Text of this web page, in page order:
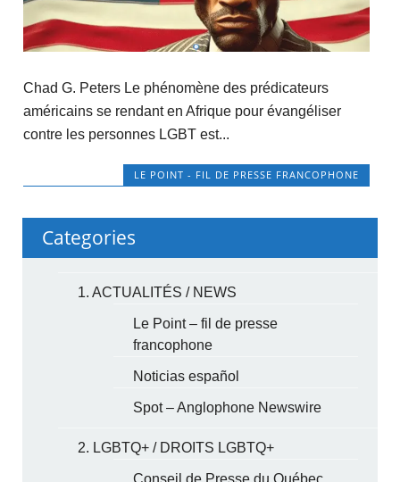
Chad G. Peters Le phénomène des prédicateurs
américains se rendant en Afrique pour évangéliser
contre les personnes LGBT est...
LE POINT - FIL DE PRESSE FRANCOPHONE
Categories
1. ACTUALITÉS / NEWS
Le Point – fil de presse
francophone
Noticias español
Spot – Anglophone Newswire
2. LGBTQ+ / DROITS LGBTQ+